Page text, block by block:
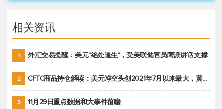
相关资讯
1 外汇交易提醒：美元“绝处逢生”，受美联储官员鹰派讲话支撑
2 CFTC商品持仓解读：美元净空头创2021年7月以来最大，黄金期货投机性净多头头寸减少
3 11月29日重点数据和大事件前瞻